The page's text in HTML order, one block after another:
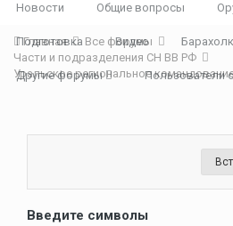
Новости Общие вопросы
Подготовка Видео
Другие форумы Пользователи
Главная
Все форумы
Части и подразделения СН ВВ РФ
Уральское региональное
Введите символы